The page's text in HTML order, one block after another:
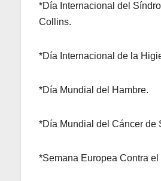
*Día Internacional del
Collins.
*Día Internacional de la
*Día Mundial del Hambre.
*Día Mundial del Cáncer de
*Semana Europea Contra el